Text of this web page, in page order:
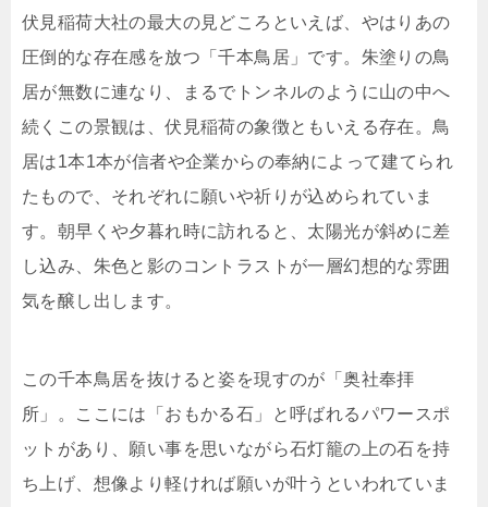
伏見稲荷大社の最大の見どころといえば、やはりあの
圧倒的な存在感を放つ「千本鳥居」です。朱塗りの鳥
居が無数に連なり、まるでトンネルのように山の中へ
続くこの景観は、伏見稲荷の象徴ともいえる存在。鳥
居は1本1本が信者や企業からの奉納によって建てられ
たもので、それぞれに願いや祈りが込められていま
す。朝早くや夕暮れ時に訪れると、太陽光が斜めに差
し込み、朱色と影のコントラストが一層幻想的な雰囲
気を醸し出します。
この千本鳥居を抜けると姿を現すのが「奥社奉拝
所」。ここには「おもかる石」と呼ばれるパワースポ
ットがあり、願い事を思いながら石灯籠の上の石を持
ち上げ、想像より軽ければ願いが叶うといわれていま